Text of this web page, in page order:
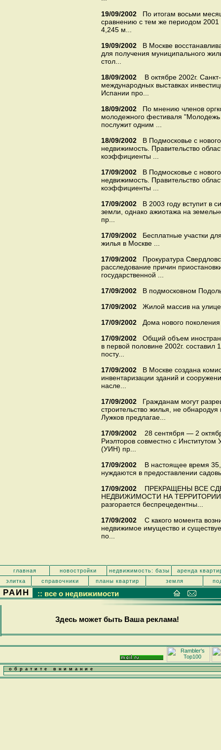
19/09/2002
По итогам восьми
сравнению с тем же периодом 2001
4,245 м...
19/09/2002
В Москве
для получения муниципального
стол...
18/09/2002
В октябре 2002г.
международных выставках
Испании про...
18/09/2002
По мнению членов
молодежного фестиваля
послужит одним ...
18/09/2002
В Подмосковье с
недвижимость. Правительство
коэффициенты ...
17/09/2002
В Подмосковье с
недвижимость. Правительство
коэффициенты ...
17/09/2002
В 2003 году вступит в
земли, однако ажиотажа на
пр...
17/09/2002
Бесплатные участки
жилья в Москве ...
17/09/2002
Прокуратура
расследование причин
государственной ...
17/09/2002
В подмосковном
17/09/2002
Жилой массив на
17/09/2002
Дома нового
17/09/2002
Общий объем
в первой половине 2002г.
посту...
17/09/2002
В Москве создана
инвентаризации зданий и
насле...
17/09/2002
Гражданам могут
строительство жилья, не
Лужков предлагае...
17/09/2002
28 сентября — 2
Риэлторов совместно с
(УИН) пр...
17/09/2002
В настоящее время
нуждаются в предоставлении
17/09/2002
ПРЕКРАЩЕНЫ ВСЕ
НЕДВИЖИМОСТИ НА ТЕРРИТОРИИ
разгорается беспрецедентны...
17/09/2002
С какого момента
недвижимое имущество и
по...
главная новостройки недвижимость: базы
аренда
элитка
справочники планы квартир земля
РАИН :: все о недвижимости
Здесь может быть Ваша реклама!
обратите внимание